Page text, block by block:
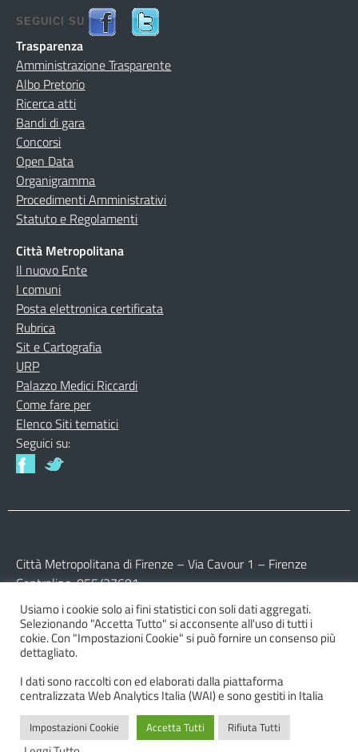
SEGUICI SU
Trasparenza
Amministrazione Trasparente
Albo Pretorio
Ricerca atti
Bandi di gara
Concorsi
Open Data
Organigramma
Procedimenti Amministrativi
Statuto e Regolamenti
Città Metropolitana
Il nuovo Ente
I comuni
Posta elettronica certificata
Rubrica
Sit e Cartografia
URP
Palazzo Medici Riccardi
Come fare per
Elenco Siti tematici
Seguici su:
Città Metropolitana di Firenze – Via Cavour 1 – Firenze
Centralino: 055/27601
Partita IVA: 017 09 77 04 89
Codice Fiscale: 800 16 45 04 80
© 2026 Città Metropolitana di Firenze
Usiamo i cookie solo ai fini statistici con soli dati aggregati.
Selezionando "Accetta Tutto" si acconsente all'uso di tutti i
cokie. Con "Impostazioni Cookie" si può fornire un consenso più
dettagliato.
I dati sono raccolti con ed elaborati dalla piattaforma
centralizzata Web Analytics Italia (WAI) e sono gestiti in Italia
Impostazioni Cookie Accetta Tutti Rifiuta Tutti